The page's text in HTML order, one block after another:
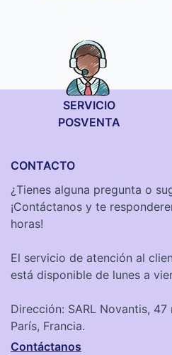
SERVICIO
POSVENTA
CONTACTO
¿Tienes alguna pregunta o
¡Contáctanos y te
horas!
El servicio de atención al
está disponible de lunes a
Dirección: SARL Novantis,
París, Francia.
Contáctanos